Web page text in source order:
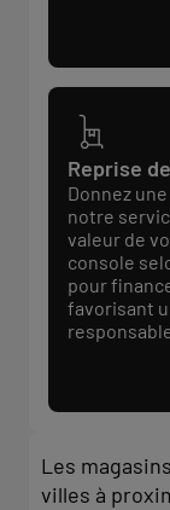
Reprise
Donnez
notre
valeur de
console
pour
favorisant
Les
villes à